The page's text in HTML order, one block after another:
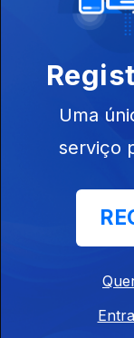
Uma
serviço